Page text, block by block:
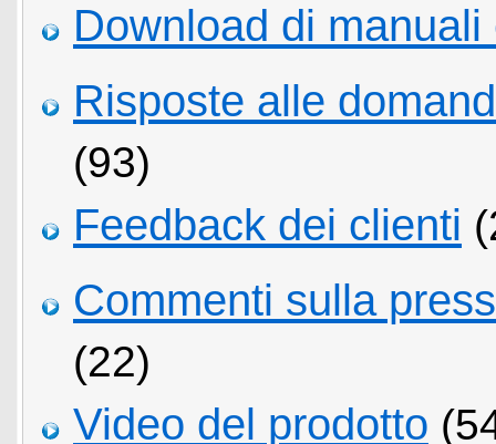
Download di manuali
Risposte alle
(93)
Feedback dei clienti
Commenti sulla
(22)
Video del prodotto